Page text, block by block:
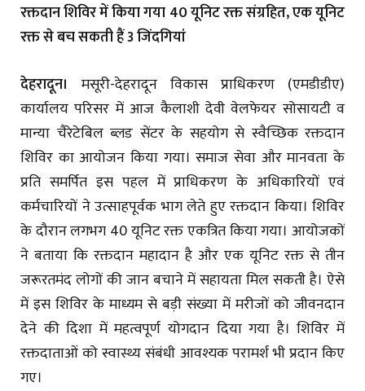
रक्तदान शिविर में किया गया 40 यूनिट रक्त संग्रहित, एक यूनिट
रक्त से बच सकती हैं 3 जिंदगियां
देहरादून। मसूरी-देहरादून विकास प्राधिकरण (एमडीडीए)
कार्यालय परिसर में आज कैलाशी देवी वेलफेयर सोसायटी व
मान्या चैरेटेबिल ब्लड सेंटर के सहयोग से स्वैच्छिक रक्तदान
शिविर का आयोजन किया गया। समाज सेवा और मानवता के
प्रति समर्पित इस पहल में प्राधिकरण के अधिकारियों एवं
कर्मचारियों ने उत्साहपूर्वक भाग लेते हुए रक्तदान किया। शिविर
के दौरान लगभग 40 यूनिट रक्त एकत्रित किया गया। आयोजकों
ने बताया कि रक्तदान महादान है और एक यूनिट रक्त से तीन
जरूरतमंद लोगों की जान बचाने में सहायता मिल सकती है। ऐसे
में इस शिविर के माध्यम से बड़ी संख्या में मरीजों को जीवनदान
देने की दिशा में महत्वपूर्ण योगदान दिया गया है। शिविर में
रक्तदाताओं को स्वास्थ्य संबंधी आवश्यक परामर्श भी प्रदान किए
गए।